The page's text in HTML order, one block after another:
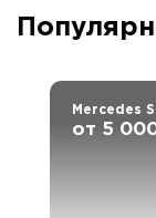
Mercedes
от 5